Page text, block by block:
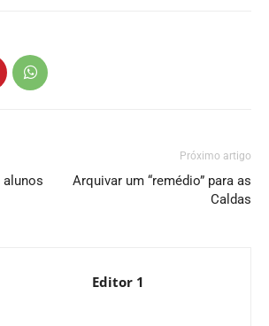
alunos
Próximo artigo
Arquivar um “remédio” para as
Caldas
Editor 1